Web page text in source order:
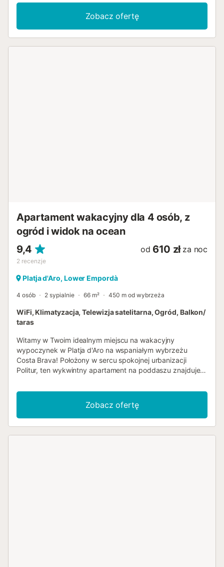
Zobacz ofertę
Apartament wakacyjny dla 4 osób, z
ogród i widok na ocean
9,4
2 recenzje
od 610 zł za noc
Platja d'Aro, Lower Empordà
4 osób 2 sypialnie 66 m² 450 m od wybrzeża
WiFi, Klimatyzacja, Telewizja satelitarna, Ogród, Balkon/
taras
Witamy w Twoim idealnym miejscu na wakacyjny
wypoczynek w Platja d'Aro na wspaniałym wybrzeżu
Costa Brava! Położony w sercu spokojnej urbanizacji
Politur, ten wykwintny apartament na poddaszu znajduje
Cala Rovira i 15 minut od tętniącego życiem centrum Platja
d'Aro. Odkryj komfort i styl w tym dwupokojowym
apartamencie z wbudowanymi szafami. Sercem domu jest
niewątpliwie przytulny salon, z którego jest bezpośrednie
Zobacz ofertę